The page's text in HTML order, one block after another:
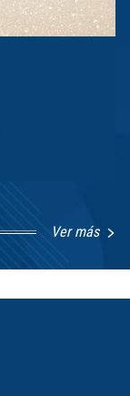
Ver más